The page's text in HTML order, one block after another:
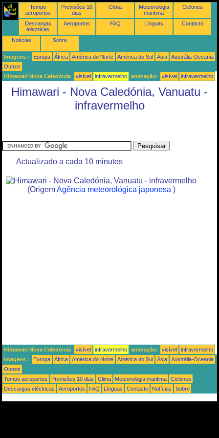
Tempo
aeroportos
Previsões 10
dias
Clima
Meteorologia
maritima
Ciclones
Descargas
eléctricas
Aeroportos FAQ Línguas Contacto
Notícias Sobre
Imagens : Europa África América do Norte América do Sul Ásia
Austrália-Oceania
Outros
Himawari Nova Caledónia:
visível infravermelho animação: visível infravermelho
Himawari - Nova Caledónia, Vanuatu -
infravermelho
Actualizado a cada 10 minutos
(OrigemAgência meteorológica japonesa )
Himawari Nova Caledónia: visível infravermelho animação: visível
infravermelho
Imagens :
Europa África América do Norte América do Sul Ásia
Austrália-Oceania
Outros
Tempo aeroportos
Previsões 10 dias Clima Meteorologia maritima
Ciclones
Descargas eléctricas
Aeroportos FAQ Línguas Contacto Notícias Sobre